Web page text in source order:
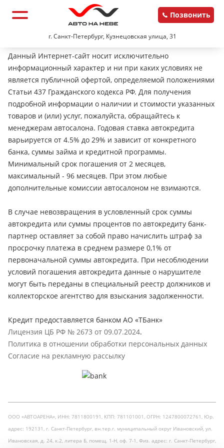
г. Санкт-Петербург, Кузнецовская улица, 31
Позвонить
Данный Интернет-сайт носит исключительно
информационный характер и ни при каких условиях не
является публичной офертой, определяемой положениями
Статьи 437 Гражданского кодекса РФ. Для получения
подробной информации о наличии и стоимости указанных
товаров и (или) услуг, пожалуйста, обращайтесь к
менеджерам автосалона. Годовая ставка автокредита
варьируется от 4.5% до 29% и зависит от конкретного
банка, суммы займа и кредитной программы.
Минимальный срок погашения от 2 месяцев,
максимальный - 96 месяцев. При этом любые
дополнительные комиссии автосалоном не взимаются.
В случае невозвращения в условленный срок суммы
автокредита или суммы процентов по автокредиту банк-
партнер оставляет за собой право начислить штраф за
просрочку платежа в среднем размере 0,1% от
первоначальной суммы автокредита. При несоблюдении
условий погашения автокредита данные о нарушителе
могут быть переданы в специальный реестр должников и
коллекторское агентство для взыскания задолженности.
Кредит предоставляется банком АО «ТБанк»
Лицензия ЦБ РФ № 2673 от 09.07.2024.
Политика в отношении обработки персональных данных
Согласие на рекламную рассылку
ООО «АВТОАРЕНА», ИНН: 7811800191, КПП: 781101001, ОГРН: 1247800072761, Юр.
адрес: 192131, г. Санкт-Петербург, вн.тер.г. муниципальный округ Ивановский, ул.
Ивановская, д. 24, к.2, литера Б, помещ. 1-Н, оф. 7-1, Физ. адрес: г. Санкт-Петербург,